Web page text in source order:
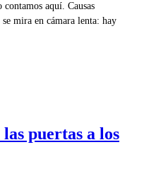
aquí. Causas
mira en cámara lenta: hay
puertas a los